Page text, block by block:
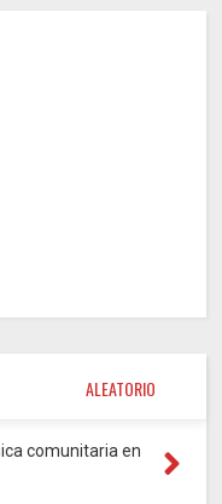
ALEATORIO
comunitaria en